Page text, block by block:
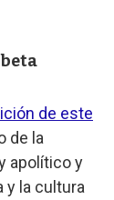
de este
de la
apolítico y
y la cultura